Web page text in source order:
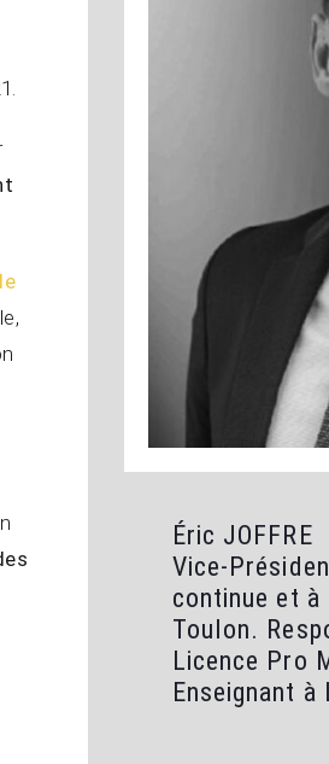
Éric JOFFRE
Vice-
continue et
Toulon.
Licence Pro
Enseignant à